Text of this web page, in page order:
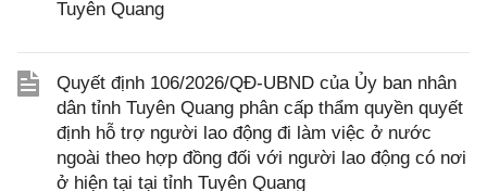
Tuyên Quang
Quyết định 106/2026/QĐ-UBND của Ủy ban nhân
dân tỉnh Tuyên Quang phân cấp thẩm quyền quyết
định hỗ trợ người lao động đi làm việc ở nước
ngoài theo hợp đồng đối với người lao động có nơi
ở hiện tại tại tỉnh Tuyên Quang